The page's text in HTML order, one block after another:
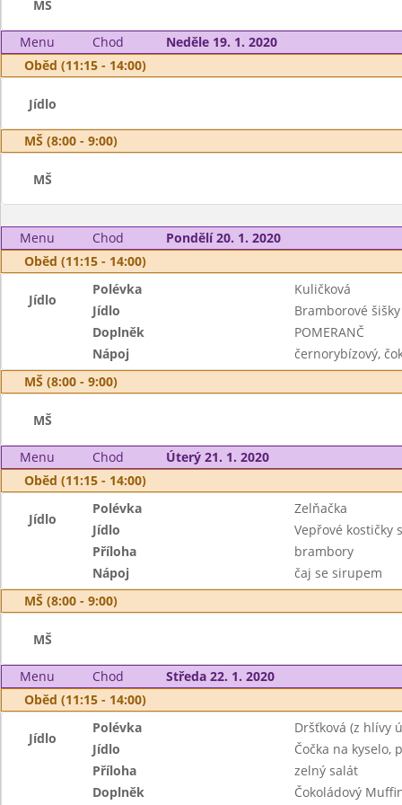
MŠ
Menu Chod
Neděle 19. 1. 2020
Oběd (11:15 - 14:00)
Jídlo
MŠ (8:00 - 9:00)
MŠ
Menu Chod
Pondělí 20. 1. 2020
Oběd (11:15 - 14:00)
Jídlo
Polévka
Kuličková
Jídlo
Bramborové
Doplněk
POMERANČ
Nápoj
černorybízový,
MŠ (8:00 - 9:00)
MŠ
Menu Chod
Úterý 21. 1. 2020
Oběd (11:15 - 14:00)
Jídlo
Polévka
Zelňačka
Jídlo
Vepřové kostičky
Příloha
brambory
Nápoj
čaj se sirupem
MŠ (8:00 - 9:00)
MŠ
Menu Chod
Středa 22. 1. 2020
Oběd (11:15 - 14:00)
Jídlo
Polévka
Dršťková (z hlívy
Jídlo
Čočka na kyselo,
Příloha
zelný salát
Doplněk
Čokoládový